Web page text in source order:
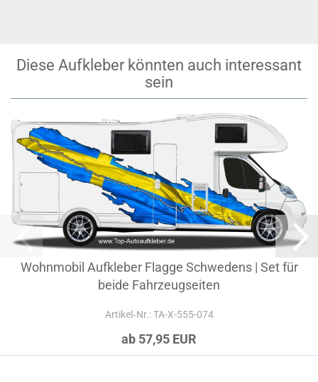
Diese Aufkleber könnten auch interessant
sein
Wohnmobil Aufkleber Flagge Schwedens | Set für
beide Fahrzeugseiten
Artikel‑Nr.: TA-X-555-074
ab 57,95 EUR